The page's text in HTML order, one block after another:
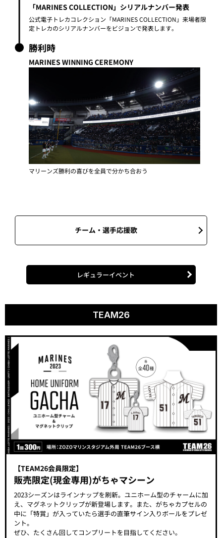
「MARINES COLLECTION」シリアルナンバー発表
公式電子トレカコレクション「MARINES COLLECTION」来場者限
定トレカのシリアルナンバーをビジョンで発表します。
勝利時
MARINES WINNING CEREMONY
マリーンズ勝利の喜びを全員で分かち合おう
チーム・選手応援歌
レギュラーイベント
TEAM26
【TEAM26会員限定】
販売限定(現金専用)がちゃマシーン
2023シーズンはラインナップを刷新。ユニホーム型のチャームに加
え、マグネットクリップが新登場します。また、がちゃカプセルの
中に「特賞」が入っていたら選手の直筆サイン入りボールをプレゼ
ント。
ぜひ、たくさん回してコンプリートを目指してください。